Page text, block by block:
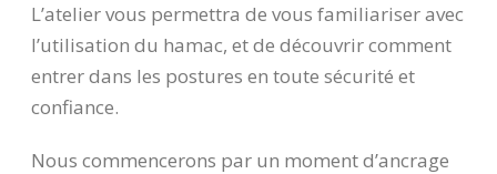
L’atelier vous permettra de vous familiariser avec
l’utilisation du hamac, et de découvrir comment
entrer dans les postures en toute sécurité et
confiance.
Nous commencerons par un moment d’ancrage